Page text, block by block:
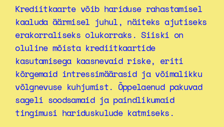
Krediitkaarte võib hariduse rahastamisel
kaaluda äärmisel juhul, näiteks ajutiseks
erakorraliseks olukorraks. Siiski on
oluline mõista krediitkaartide
kasutamisega kaasnevaid riske, eriti
kõrgemaid intressimäärasid ja võimalikku
võlgnevuse kuhjumist. Õppelaenud pakuvad
sageli soodsamaid ja paindlikumaid
tingimusi hariduskulude katmiseks.